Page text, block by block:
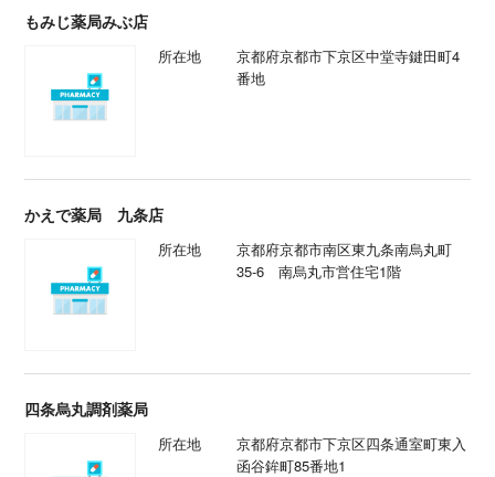
もみじ薬局みぶ店
所在地
京都府京都市下京区中堂寺鍵⽥町4
番地
かえで薬局 九条店
所在地
京都府京都市南区東九条南烏丸町
35-6 南烏丸市営住宅1階
四条烏丸調剤薬局
所在地
京都府京都市下京区四条通室町東入
函谷鉾町85番地1